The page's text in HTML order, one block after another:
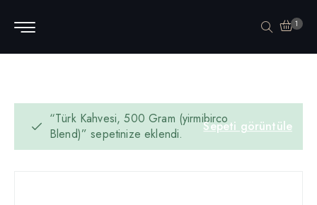
1
Sepeti görüntüle
“Türk Kahvesi, 500 Gram (yirmibirco
Blend)” sepetinize eklendi.